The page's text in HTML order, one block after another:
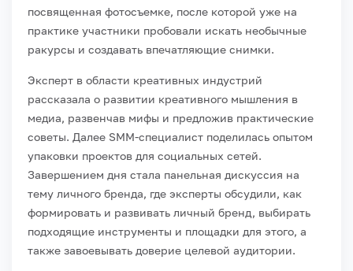
посвященная фотосъемке, после которой уже на
практике участники пробовали искать необычные
ракурсы и создавать впечатляющие снимки.
Эксперт в области креативных индустрий
рассказала о развитии креативного мышления в
медиа, развенчав мифы и предложив практические
советы. Далее SMM-специалист поделилась опытом
упаковки проектов для социальных сетей.
Завершением дня стала панельная дискуссия на
тему личного бренда, где эксперты обсудили, как
формировать и развивать личный бренд, выбирать
подходящие инструменты и площадки для этого, а
также завоевывать доверие целевой аудитории.